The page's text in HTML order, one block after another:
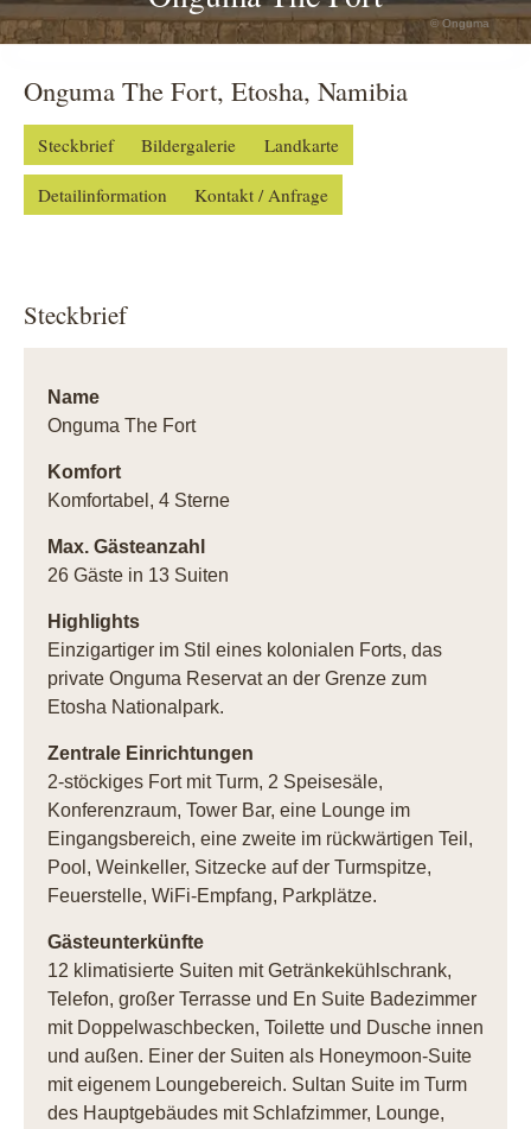
© Onguma
Onguma The Fort, Etosha, Namibia
Steckbrief Bildergalerie Landkarte
Detailinformation Kontakt / Anfrage
Steckbrief
Name
Onguma The Fort
Komfort
Komfortabel, 4 Sterne
Max. Gästeanzahl
26 Gäste in 13 Suiten
Highlights
Einzigartiger im Stil eines kolonialen Forts, das
private Onguma Reservat an der Grenze zum
Etosha Nationalpark.
Zentrale Einrichtungen
2-stöckiges Fort mit Turm, 2 Speisesäle,
Konferenzraum, Tower Bar, eine Lounge im
Eingangsbereich, eine zweite im rückwärtigen Teil,
Pool, Weinkeller, Sitzecke auf der Turmspitze,
Feuerstelle, WiFi-Empfang, Parkplätze.
Gästeunterkünfte
12 klimatisierte Suiten mit Getränkekühlschrank,
Telefon, großer Terrasse und En Suite Badezimmer
mit Doppelwaschbecken, Toilette und Dusche innen
und außen. Einer der Suiten als Honeymoon-Suite
mit eigenem Loungebereich. Sultan Suite im Turm
des Hauptgebäudes mit Schlafzimmer, Lounge,